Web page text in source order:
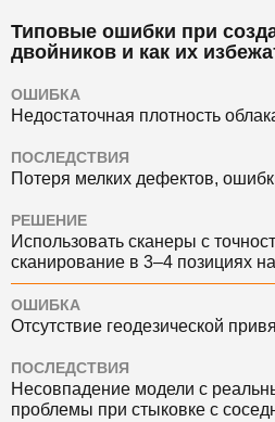
Типовые ошибки при
двойников и как их
ОШИБКА
Недостаточная плотность
ПОСЛЕДСТВИЯ
Потеря мелких дефектов,
РЕШЕНИЕ
Использовать сканеры с
сканирование в 3–4 позициях
ОШИБКА
Отсутствие геодезической
ПОСЛЕДСТВИЯ
Несовпадение модели с
проблемы при стыковке с